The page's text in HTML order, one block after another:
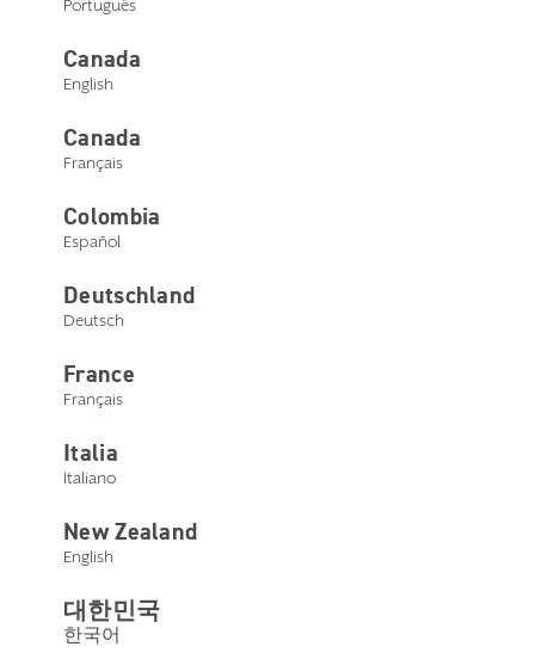
Português
Canada
English
Canada
Français
Colombia
Español
Deutschland
Deutsch
France
Français
Italia
Italiano
New Zealand
English
대한민국
한국어
Brandon Sawalich
Presidente e CEO
Nominato Presidente Starkey nel 2017 e Amministratore
Delegato nel 2020